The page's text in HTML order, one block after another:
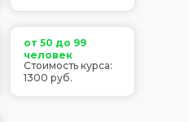
от 50 до 99
человек
Стоимость курса:
1300 руб.